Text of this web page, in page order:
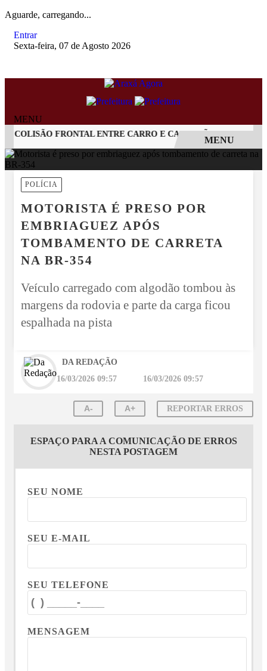
Aguarde, carregando...
Entrar
Sexta-feira, 07 de Agosto 2026
MENU
COLISÃO FRONTAL ENTRE CARRO E CAMINHÃO NA BR-262
MENU
POLÍCIA
MOTORISTA É PRESO POR
EMBRIAGUEZ APÓS
TOMBAMENTO DE CARRETA
NA BR-354
Veículo carregado com algodão tombou às
margens da rodovia e parte da carga ficou
espalhada na pista
DA REDAÇÃO
16/03/2026 09:57 16/03/2026 09:57
A- A+ REPORTAR ERROS
ESPAÇO PARA A COMUNICAÇÃO DE ERROS
NESTA POSTAGEM
SEU NOME
SEU E-MAIL
SEU TELEFONE
MENSAGEM